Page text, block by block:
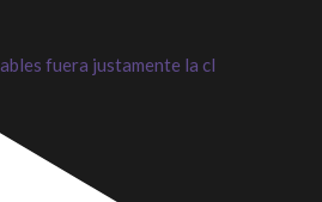
fuera justamente la cl